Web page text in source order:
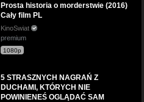
Prosta historia o morderstwie (2016)
Cały film PL
KinoSwiat
premium
1080p
5 STRASZNYCH NAGRAŃ Z
DUCHAMI, KTÓRYCH NIE
POWINIENEŚ OGLĄDAĆ SAM